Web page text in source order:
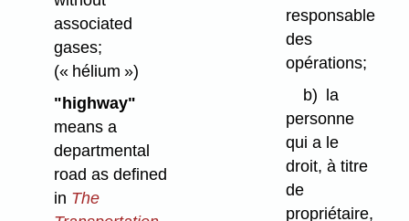
associated
gases;
(« hélium »)
"highway"
means a
departmental
road as defined
in The
responsable
des
opérations;
b) la
personne
qui a le
droit, à titre
de
propriétaire,